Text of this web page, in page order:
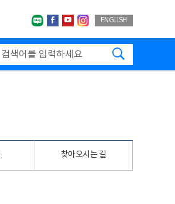
네이버블로그
페이스북
유투브인스타그랩
ENGLISH
찾아오시는 길